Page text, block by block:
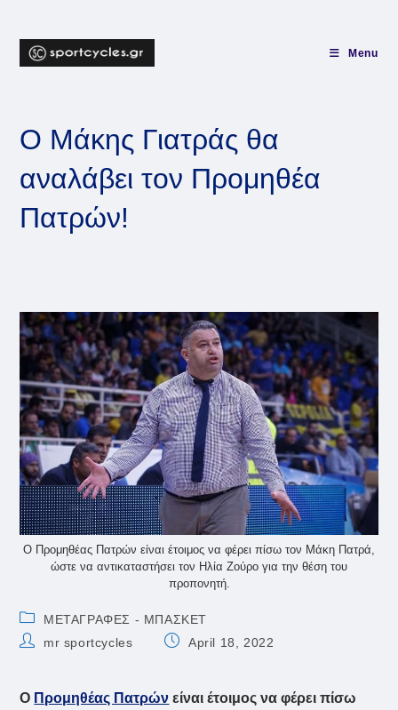
content
Menu
Ο Μάκης Γιατράς θα
αναλάβει τον Προμηθέα
Πατρών!
Ο Προμηθέας Πατρών είναι έτοιμος να φέρει πίσω τον Μάκη Πατρά,
ώστε να αντικαταστήσει τον Ηλία Ζούρο για την θέση του
προπονητή.
Post
category:
ΜΕΤΑΓΡΑΦΕΣ - ΜΠΑΣΚΕΤ
Postmr sportcycles
PostApril 18, 2022
Ο Προμηθέας Πατρών είναι έτοιμος να φέρει πίσω